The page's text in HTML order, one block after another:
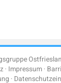
Impressum